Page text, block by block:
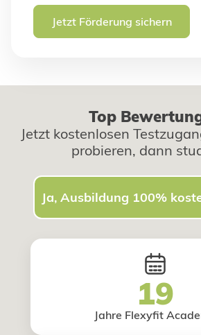
Jetzt Förderung sichern
Top
Jetzt kostenlosen
probieren, dann
Ja, Ausbildung 100%
19
Jahre Flexyfit